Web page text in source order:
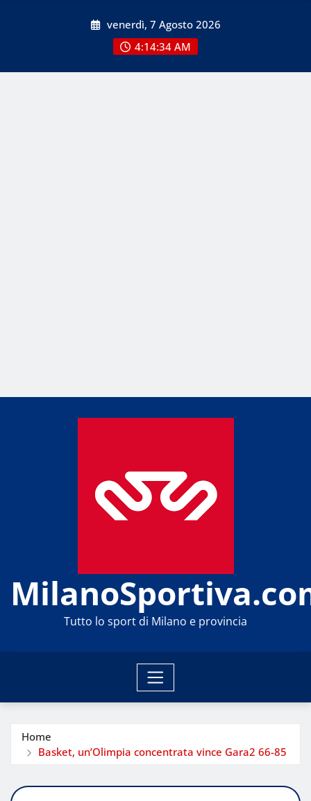
venerdì, 7 Agosto 2026
4:14:35 AM
Tutto lo sport di Milano e provincia
Home
Basket, un’Olimpia concentrata vince Gara2 66-85